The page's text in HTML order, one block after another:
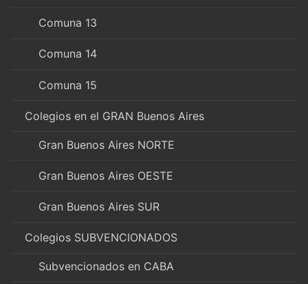
Comuna 13
Comuna 14
Comuna 15
Colegios en el GRAN Buenos Aires
Gran Buenos Aires NORTE
Gran Buenos Aires OESTE
Gran Buenos Aires SUR
Colegios SUBVENCIONADOS
Subvencionados en CABA